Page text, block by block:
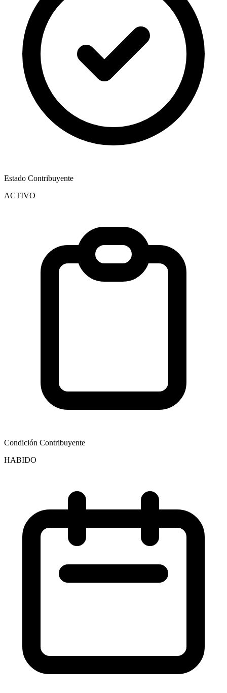
Estado Contribuyente
ACTIVO
Condición Contribuyente
HABIDO